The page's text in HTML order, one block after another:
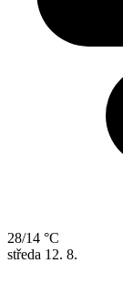
28/14 °C
středa 12. 8.